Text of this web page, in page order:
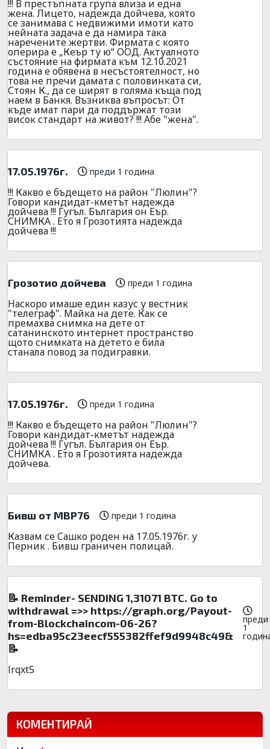
!!! В престъпната група влиза и една
жена. Лицето, надежда дойчева, която
се занимава с недвижими имоти като
нейната задача е да намира така
наречените жертви. Фирмата с която
оперира е „Кеър ту ю“ ООД. Актуалното
състояние на фирмата към 12.10.2021
година е обявена в несъстоятелност, но
това не пречи дамата с половинката си,
Стоян К., да се ширят в голяма къща под
наем в Банкя. Възниква въпросът: От
къде имат пари да поддържат този
висок стандарт на живот? !!! Абе "жена".
17.05.1976г. преди 1 година
!!! Какво е бъдещето на район "Люлин"?
Говори кандидат-кметът надежда
дойчева !!! Гугъл. България он Еър.
СНИМКА . Ето я Грозотията надежда
дойчева !!!
Грозотио дойчева преди 1 година
Наскоро имаше един казус у вестник
"телеграф". Майка на дете. Как се
премахва снимка на дете от
сатанинското интернет пространство
щото снимката на детето е била
станала повод за подигравки.
17.05.1976г. преди 1 година
!!! Какво е бъдещето на район "Люлин"?
Говори кандидат-кметът надежда
дойчева !!! Гугъл. България он Еър.
СНИМКА . Ето я Грозотията надежда
дойчева.
Бивш от МВР76 преди 1 година
Казвам се Сашко роден на 17.05.1976г. у
Перник . Бивш граничен полицай.
📝 Reminder- SENDING 1,31071 BTC. Go to
withdrawal =>> https://graph.org/Payout-
from-Blockchaincom-06-26?
hs=edba95c23eecf555382ffef9d9948c49&
📝
преди
1
lrqxt5
КОМЕНТИРАЙ